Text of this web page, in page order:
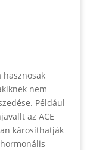
hasznosak
nem
Például
az ACE
károsíthatják